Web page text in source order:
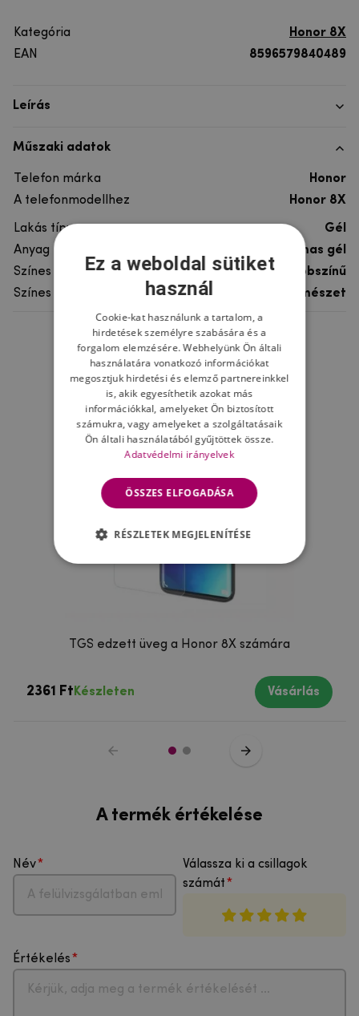
Kategória
Honor 8X
EAN
8596579840489
Leírás
Műszaki adatok
Telefon márka
Honor
A telefonmodellhez
Honor 8X
Lakás típusa
Gél
Anyag
rugalmas gél
Színes
többszínű
Színes motívum
Természet
Ne felejtsd el
TGS edzett üveg a Honor 8X számára
2361 Ft Készleten Vásárlás
A termék értékelése
Név
Válassza ki a csillagok
számát
Értékelés
Ez a weboldal sütiket
használ
Cookie-kat használunk a tartalom, a
hirdetések személyre szabására és a
forgalom elemzésére. Webhelyünk Ön általi
használatára vonatkozó információkat
megosztjuk hirdetési és elemző partnereinkkel
is, akik egyesíthetik azokat más
információkkal, amelyeket Ön biztosított
számukra, vagy amelyeket a szolgáltatásaik
Ön általi használatából gyűjtöttek össze.
Adatvédelmi irányelvek
ÖSSZES ELFOGADÁSA
RÉSZLETEK MEGJELENÍTÉSE